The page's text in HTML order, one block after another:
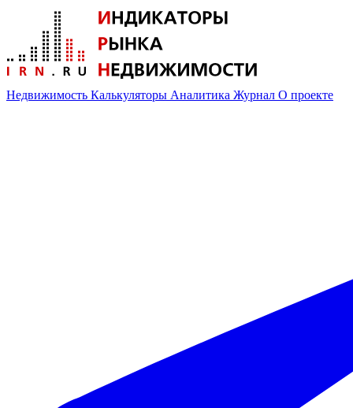
Недвижимость Калькуляторы Аналитика Журнал О проекте